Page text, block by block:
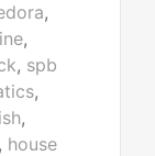
,
,
, spb
,
,
, house